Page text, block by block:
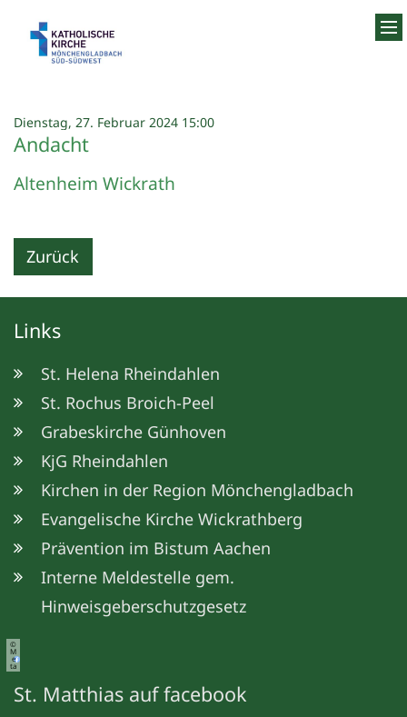
Dienstag, 27. Februar 2024 15:00:
Andacht
Altenheim Wickrath
Zurück
Links
St. Helena Rheindahlen
St. Rochus Broich-Peel
Grabeskirche Günhoven
KjG Rheindahlen
Kirchen in der Region Mönchengladbach
Evangelische Kirche Wickrathberg
Prävention im Bistum Aachen
Interne Meldestelle gem.
Hinweisgeberschutzgesetz
©
M
e
ta
St. Matthias auf facebook